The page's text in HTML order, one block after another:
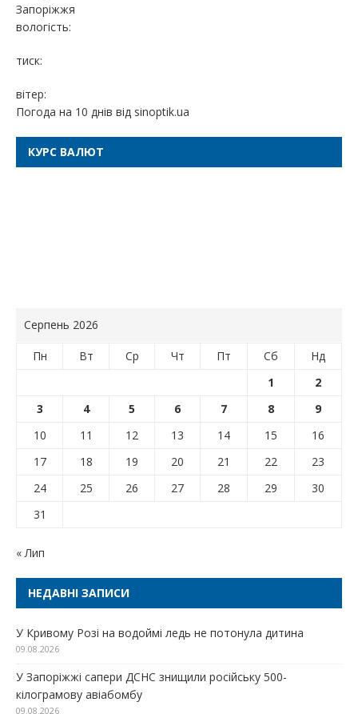
Запоріжжя
вологість:
тиск:
вітер:
Погода на 10 днів від sinoptik.ua
КУРС ВАЛЮТ
Серпень 2026
Пн Вт Ср Чт Пт Сб
Нд
1
2
3
4 5 6 7 8
9
10
11 12 13 14 15
16
17
18 19 20 21 22
23
24
25 26 27 28 29
30
31
« Лип
НЕДАВНІ ЗАПИСИ
У Кривому Розі на водоймі ледь не потонула дитина
09.08.2026
У Запоріжжі сапери ДСНС знищили російську 500-
кілограмову авіабомбу
09.08.2026